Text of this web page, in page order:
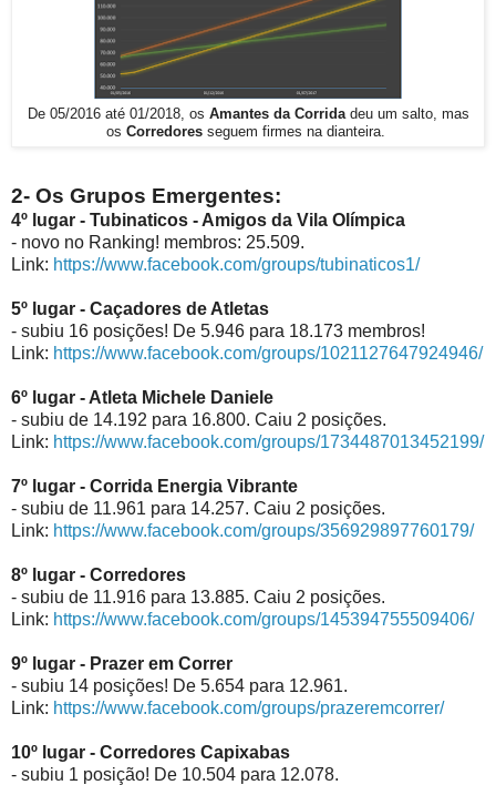
De 05/2016 até 01/2018, os Amantes da Corridadeu um salto, mas
os Corredores seguem firmes na dianteira.
2- Os Grupos Emergentes:
4º lugar - Tubinaticos - Amigos da Vila Olímpica
- novo no Ranking! membros: 25.509.
Link: https://www.facebook.com/groups/tubinaticos1/
5º lugar - Caçadores de Atletas
- subiu 16 posições! De 5.946 para 18.173 membros!
Link: https://www.facebook.com/groups/1021127647924946/
6º lugar - Atleta Michele Daniele
- subiu de 14.192 para 16.800. Caiu 2 posições.
Link: https://www.facebook.com/groups/1734487013452199/
7º lugar - Corrida Energia Vibrante
- subiu de 11.961 para 14.257. Caiu 2 posições.
Link: https://www.facebook.com/groups/356929897760179/
8º lugar - Corredores
- subiu de 11.916 para 13.885. Caiu 2 posições.
Link: https://www.facebook.com/groups/145394755509406/
9º lugar - Prazer em Correr
- subiu 14 posições! De 5.654 para 12.961.
Link: https://www.facebook.com/groups/prazeremcorrer/
10º lugar - Corredores Capixabas
- subiu 1 posição! De 10.504 para 12.078.